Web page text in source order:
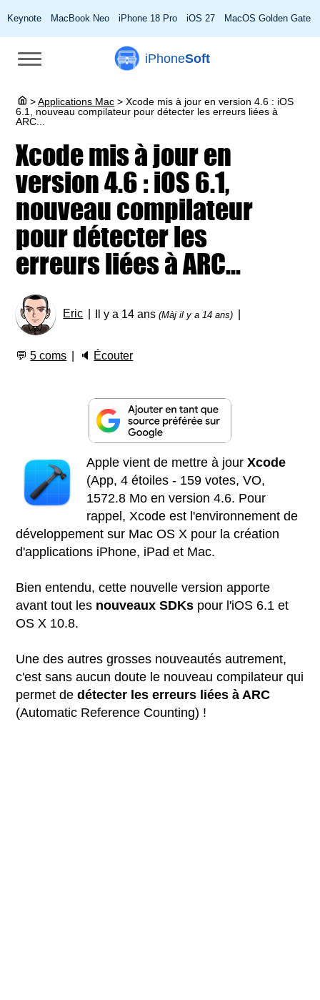
Keynote MacBook Neo iPhone 18 Pro iOS 27 MacOS Golden Gate
iPhoneSoft
> Applications Mac > Xcode mis à jour en version 4.6 : iOS
6.1, nouveau compilateur pour détecter les erreurs liées à
ARC...
Xcode mis à jour en
version 4.6 : iOS 6.1,
nouveau compilateur
pour détecter les
erreurs liées à ARC...
Eric Il y a 14 ans(Màj il y a 14 ans)
💬5 coms 🔈 Écouter
Apple vient de mettre à jourXcode
(App, 4 étoiles - 159 votes, VO,
1572.8 Mo en version 4.6. Pour
rappel, Xcode est l'environnement de
développement sur Mac OS X pour la création
d'applications iPhone, iPad et Mac.
Bien entendu, cette nouvelle version apporte
avant tout les nouveaux SDKs pour l'iOS 6.1 et
OS X 10.8.
Une des autres grosses nouveautés autrement,
c'est sans aucun doute le nouveau compilateur qui
permet dedétecter les erreurs liées à ARC
(Automatic Reference Counting) !